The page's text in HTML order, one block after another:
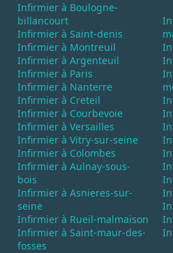
Infirmier à Boulogne-
billancourt
Infirmier à Saint-denis
Infirmier à Montreuil
Infirmier à Argenteuil
Infirmier à Paris
Infirmier à Nanterre
Infirmier à Creteil
Infirmier à Courbevoie
Infirmier à Versailles
Infirmier à Vitry-sur-seine
Infirmier à Colombes
Infirmier à Aulnay-sous-
bois
Infirmier à Asnieres-sur-
seine
Infirmier à Rueil-malmaison
Infirmier à Saint-maur-des-
fosses